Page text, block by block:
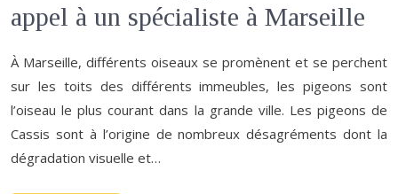
appel à un spécialiste à Marseille
À Marseille, différents oiseaux se promènent et se perchent
sur les toits des différents immeubles, les pigeons sont
l’oiseau le plus courant dans la grande ville. Les pigeons de
Cassis sont à l’origine de nombreux désagréments dont la
dégradation visuelle et…